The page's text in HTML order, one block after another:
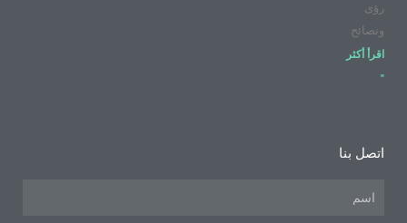
رؤى
ونصائح
اقرأ أكثر
"
اتصل بنا
اسم